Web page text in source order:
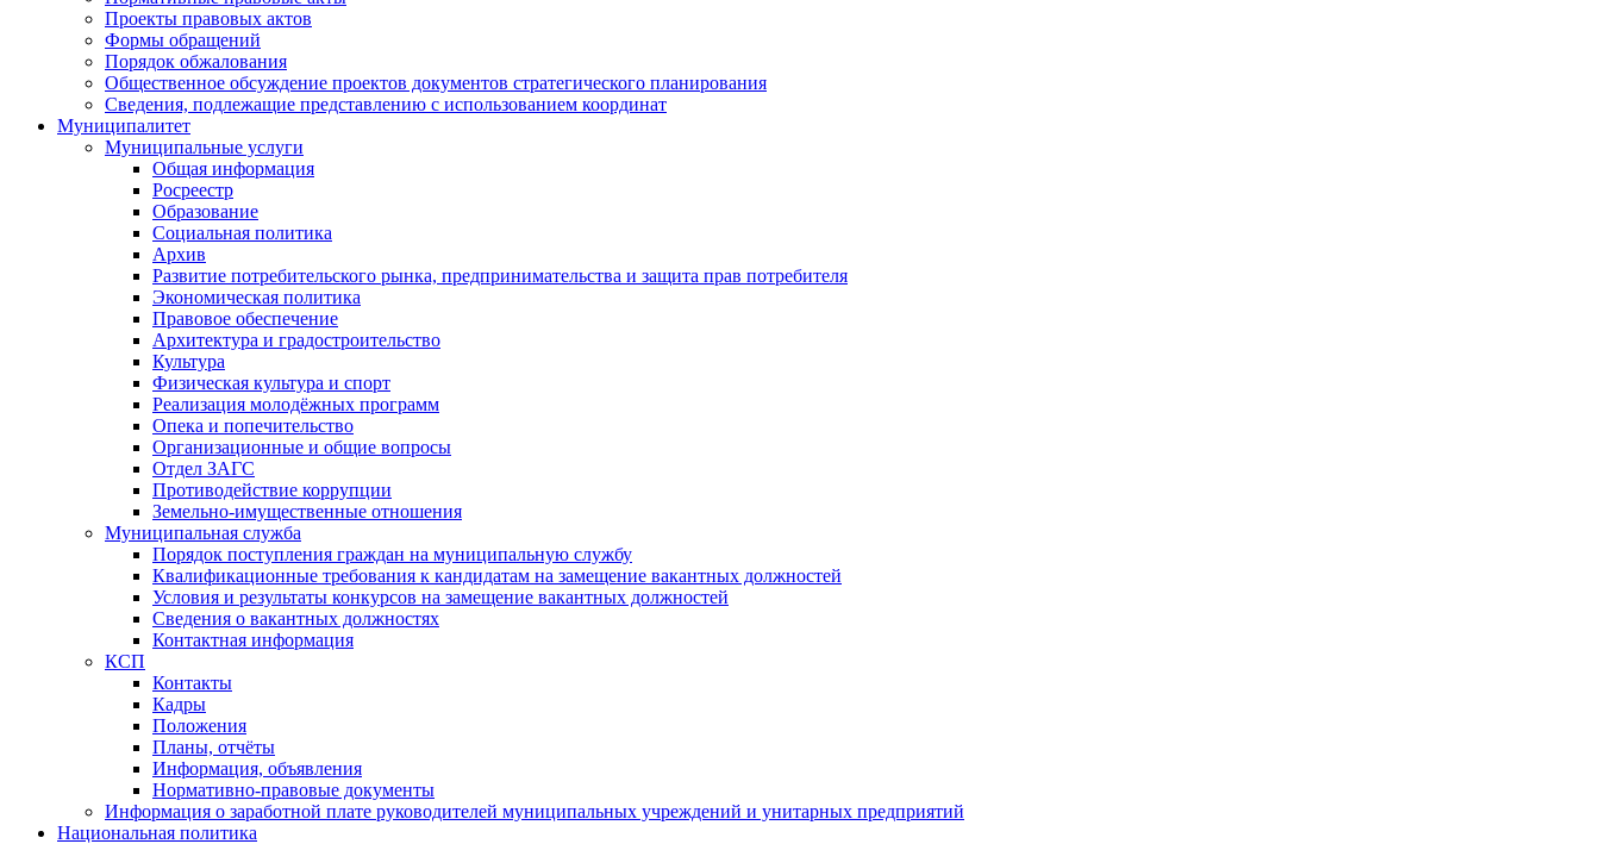
Проекты правовых актов
Формы обращений
Порядок обжалования
Общественное обсуждение проектов документов стратегического планирования
Сведения, подлежащие представлению с использованием координат
Муниципалитет
Муниципальные услуги
Общая информация
Росреестр
Образование
Социальная политика
Архив
Развитие потребительского рынка, предпринимательства и защита прав потребителя
Экономическая политика
Правовое обеспечение
Архитектура и градостроительство
Культура
Физическая культура и спорт
Реализация молодёжных программ
Опека и попечительство
Организационные и общие вопросы
Отдел ЗАГС
Противодействие коррупции
Земельно-имущественные отношения
Муниципальная служба
Порядок поступления граждан на муниципальную службу
Квалификационные требования к кандидатам на замещение вакантных должностей
Условия и результаты конкурсов на замещение вакантных должностей
Сведения о вакантных должностях
Контактная информация
КСП
Контакты
Кадры
Положения
Планы, отчёты
Информация, объявления
Нормативно-правовые документы
Информация о заработной плате руководителей муниципальных учреждений и унитарных предприятий
Национальная политика